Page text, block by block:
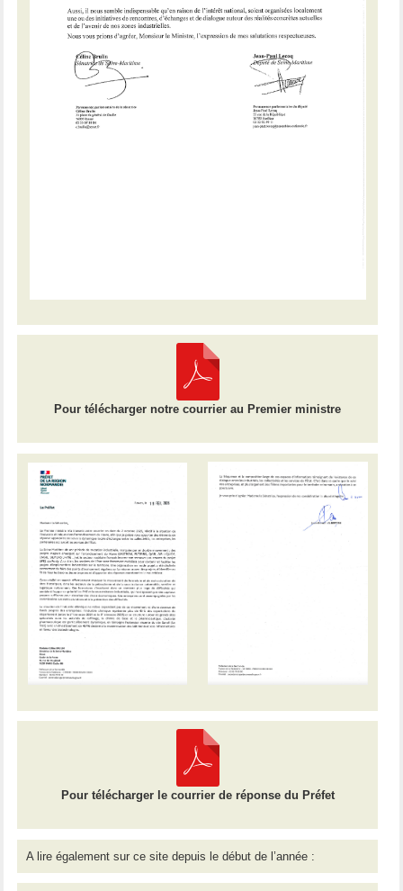
Pour télécharger notre courrier au Premier ministre
Pour télécharger le courrier de réponse du Préfet
A lire également sur ce site depuis le début de l’année :